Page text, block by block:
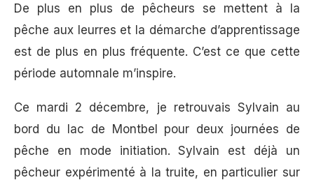
De plus en plus de pêcheurs se mettent à la
pêche aux leurres et la démarche d’apprentissage
est de plus en plus fréquente. C’est ce que cette
période automnale m’inspire.
Ce mardi 2 décembre, je retrouvais Sylvain au
bord du lac de Montbel pour deux journées de
pêche en mode initiation. Sylvain est déjà un
pêcheur expérimenté à la truite, en particulier sur